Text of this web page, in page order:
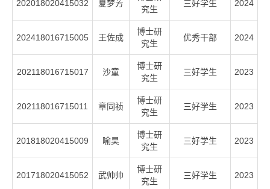
202018020415032 夏梦芳
究生
三好学生 2024
202418016715005 王佐成
博士研
究生
优秀干部 2024
202118016715017 沙童
博士研
究生
三好学生 2023
202118016715011 章同祯
博士研
究生
三好学生 2023
201818020415009 喻昊
博士研
究生
三好学生 2023
201718020415052 武帅帅
博士研
究生
三好学生 2023